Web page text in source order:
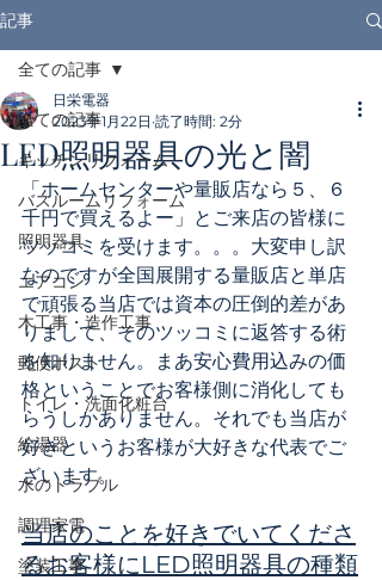
記事
全ての記事
キッチンリフォーム
バスルームリフォーム
照明器具
エアコン
木工事・造作工事
郵便ポスト
トイレ・洗面化粧台
給湯器
水のトラブル
調理家電
塗装工事
全ての記事
LED照明器具の光と闇
日栄電器
2023年1月22日 読了時間: 2分
「ホームセンターや量販店なら５、６
千円で買えるよー」とご来店の皆様に
ツッコミを受けます。。。大変申し訳
なのですが全国展開する量販店と単店
で頑張る当店では資本の圧倒的差があ
りまして、そのツッコミに返答する術
を知りません。まあ安心費用込みの価
格ということでお客様側に消化しても
らうしかありません。それでも当店が
好きというお客様が大好きな代表でご
ざいます。
当店のことを好きでいてくださ
るお客様にLED照明器具の種類